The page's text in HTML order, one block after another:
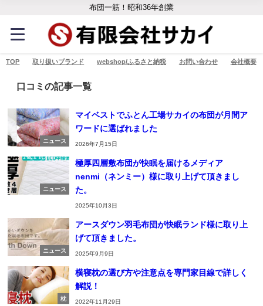
布団一筋！昭和36年創業
TOP 取り扱いブランド webshop/ふるさと納税 お問い合わせ 会社概要
口コミの記事一覧
ニュース
マイベストでふとん工場サカイの布団が月間ア
ワードに選ばれました
2026年7月15日
ニュース
極厚四層敷布団が快眠を届けるメディア
nenmi（ネンミー）様に取り上げて頂きまし
た。
2025年10月3日
ニュース
アースダウン羽毛布団が快眠ランド様に取り上
げて頂きました。
2025年9月9日
枕
横寝枕の選び方や注意点を専門家目線で詳しく
解説！
2022年11月29日